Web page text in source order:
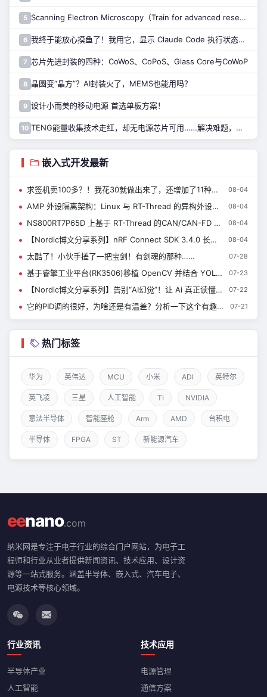
5 Scanning Electron Microscopy（Train for advanced research）扫描电子显微镜介绍（二）
6 我终于能放心摸鱼了！我用它，显示 Claude Code 执行状态……
7 芯片先进封装的四种：CoWoS、CoPoS、Glass Core与CoWoP
8 晶圆变“晶方”？AI封装火了，MEMS也能用吗？
9 设计小而美的移动电源 首选单板方案！
10 TENG能量收集技术走红，却无电源芯片可用……解决难题，只需一招！
嵌入式开发最新
求签机卖100多？！我花30就做出来了，还增加了11种玩法…… 08-04
AMP 外设隔离架构：Linux 与 RT-Thread 的异构外设划分实战 08-04
NS800RT7P65D 上基于 RT-Thread 的CAN/CAN-FD 驱动测试应用| 技术集结 08-04
【Nordic博文分享系列】nRF Connect SDK 3.4.0 长期支持版本来了！ 08-04
太酷了！小伙手搓了一把宝剑！有剑魂的那种…… 07-28
基于睿擎工业平台(RK3506)移植 OpenCV 并结合 YOLO 实现光伏红外故障检测 07-23
【Nordic博文分享系列】告别“AI幻觉”！让 Ai 真正读懂nRF Connect SDK 07-22
它的PID调的很好，为啥还是有温差？分析一下这个有趣的烘干器…… 07-21
热门标签
华为 英伟达 MCU 小米 ADI 英特尔
英飞凌 三星 人工智能 TI NVIDIA
意法半导体 智能座舱 Arm AMD 台积电
半导体 FPGA ST 新能源汽车
eenano.com
纳米网是专注于电子行业的综合门户网站，为电子工
程师和行业从业者提供新闻资讯、技术应用、设计资
源等一站式服务。涵盖半导体、嵌入式、汽车电子、
电源技术等核心领域。
行业资讯
半导体产业
人工智能
技术应用
电源管理
通信方案